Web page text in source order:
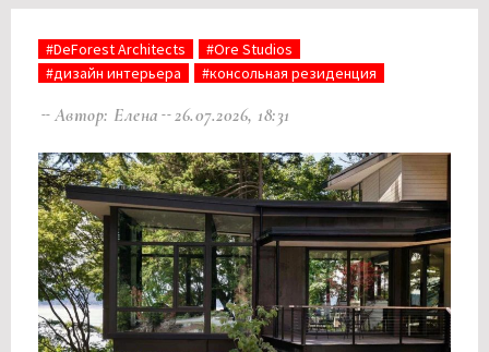
#DeForest Architects
#Ore Studios
#дизайн интерьера
#консольная резиденция
Автор: Елена 26.07.2026, 18:31